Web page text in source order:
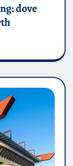
dove